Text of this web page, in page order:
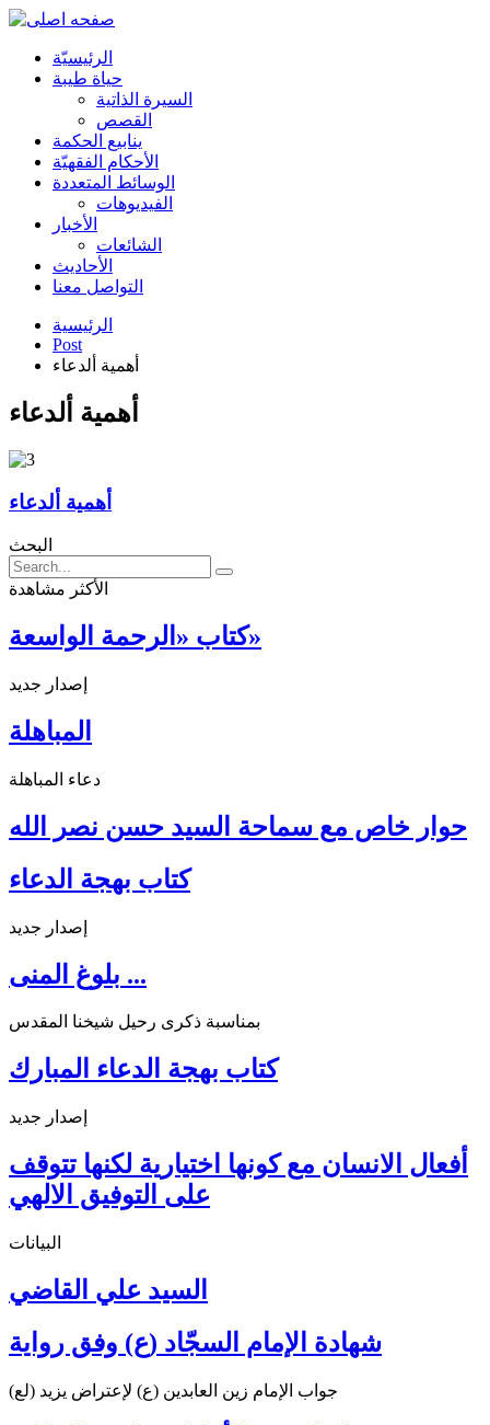
الرئیسیّة
حياة طيبة
السيرة الذاتية
القصص
ينابيع الحكمة
الأحکام الفقهیّة
الوسائط المتعددة
الفیدیوهات
الأخبار
الشائعات
الأحادیث
التواصل معنا
الرئيسية
Post
أهمية ألدعاء
أهمية ألدعاء
أهمية ألدعاء
البحث
الأكثر مشاهدة
كتاب «الرحمة الواسعة»
إصدار جديد
المباهلة
دعاء المباهلة
حوار خاص مع سماحة السيد حسن نصر الله
كتاب بهجة الدعاء
إصدار جديد
بلوغ المنى ...
بمناسبة ذكرى رحيل شيخنا المقدس
كتاب بهجة الدعاء المبارك
إصدار جديد
أفعال الانسان مع كونها اختيارية لكنها تتوقف
على التوفيق الالهي
البيانات
السيد علي القاضي
شهادة الإمام السجّاد (ع) وفق رواية
جواب الإمام زين العابدين (ع) لإعتراض يزيد (لع)